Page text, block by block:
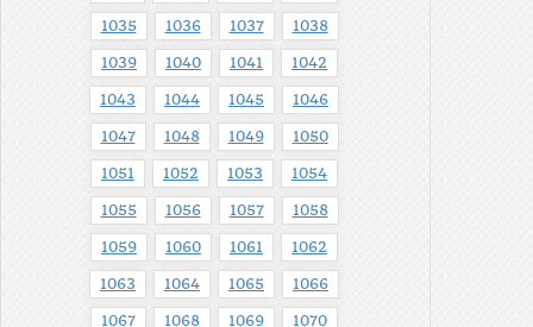
1035 1036 1037 1038
1039 1040 1041 1042
1043 1044 1045 1046
1047 1048 1049 1050
1051 1052 1053 1054
1055 1056 1057 1058
1059 1060 1061 1062
1063 1064 1065 1066
1067 1068 1069 1070